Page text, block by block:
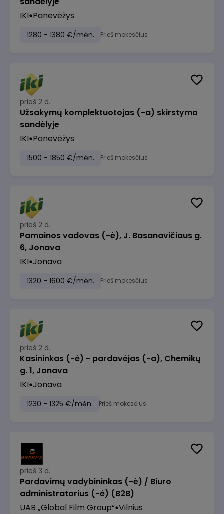
IKI Panevėžys
1280 - 1380 €/mėn. Prieš mokesčius
prieš 2 d.
Užsakymų komplektuotojas (-a) skirstymo
sandėlyje
IKI Panevėžys
1500 - 1850 €/mėn. Prieš mokesčius
prieš 2 d.
Pamainos vadovas (-ė), J. Basanavičiaus g.
6, Jonava
IKI Jonava
1320 - 1600 €/mėn. Prieš mokesčius
prieš 2 d.
Kasininkas (-ė) - pardavėjas (-a), Chemikų
g. 1, Jonava
IKI Jonava
1230 - 1325 €/mėn. Prieš mokesčius
prieš 3 d.
Pardavimų vadybininkas (-ė) / Biuro
administratorius (-ė) (B2B)
UAB „Global Film Group“ Vilnius